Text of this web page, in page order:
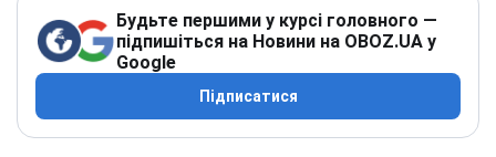
Будьте першими у курсі головного —
підпишіться на Новини на OBOZ.UA у
Google
Підписатися